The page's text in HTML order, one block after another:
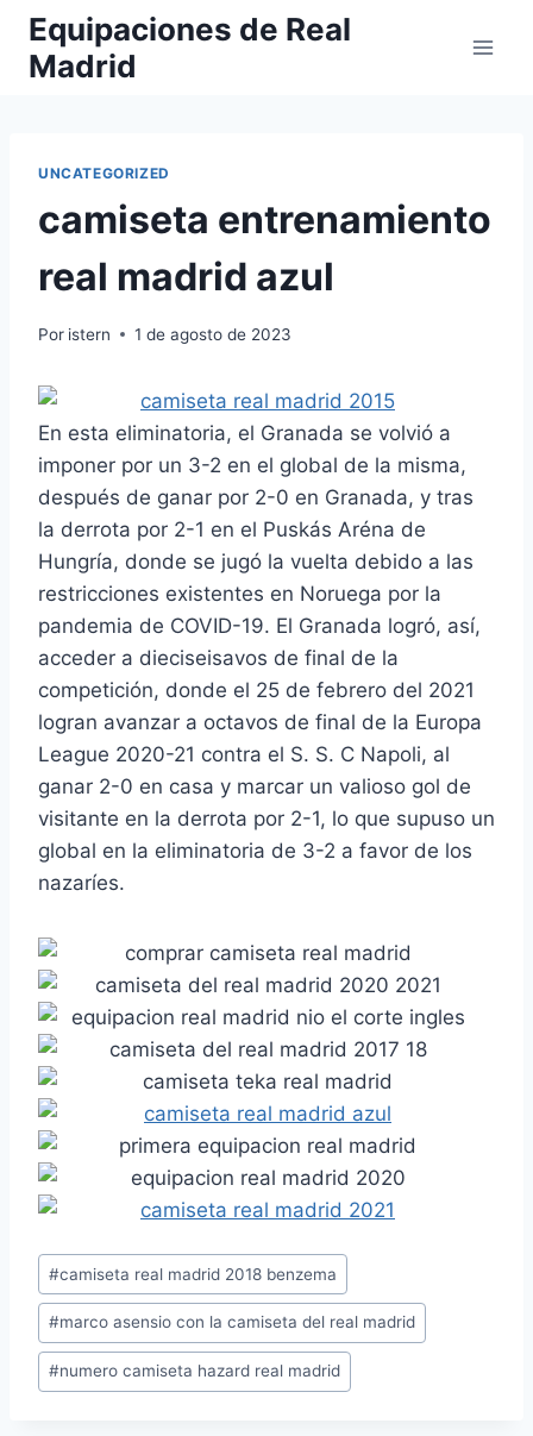
Saltar
contenido
Equipaciones de Real
Madrid
UNCATEGORIZED
camiseta entrenamiento
real madrid azul
Por istern 1 de agosto de 2023
En esta eliminatoria, el Granada se volvió a
imponer por un 3-2 en el global de la misma,
después de ganar por 2-0 en Granada, y tras
la derrota por 2-1 en el Puskás Aréna de
Hungría, donde se jugó la vuelta debido a las
restricciones existentes en Noruega por la
pandemia de COVID-19. El Granada logró, así,
acceder a dieciseisavos de final de la
competición, donde el 25 de febrero del 2021
logran avanzar a octavos de final de la Europa
League 2020-21 contra el S. S. C Napoli, al
ganar 2-0 en casa y marcar un valioso gol de
visitante en la derrota por 2-1, lo que supuso un
global en la eliminatoria de 3-2 a favor de los
nazaríes.
Etiquetas
de
la
entrada:
#camiseta real madrid 2018 benzema
#marco asensio con la camiseta del real madrid
#numero camiseta hazard real madrid